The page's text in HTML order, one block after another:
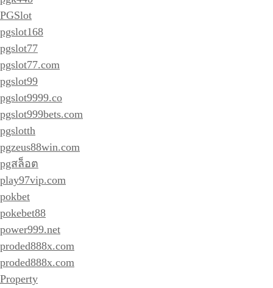
PGSlot
pgslot168
pgslot77
pgslot77.com
pgslot99
pgslot9999.co
pgslot999bets.com
pgslotth
pgzeus88win.com
pgสล็อต
play97vip.com
pokbet
pokebet88
power999.net
proded888x.com
proded888x.com
Property